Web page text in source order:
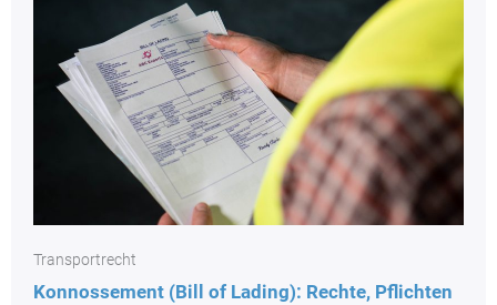
Transportrecht
Konnossement (Bill of Lading): Rechte, Pflichten